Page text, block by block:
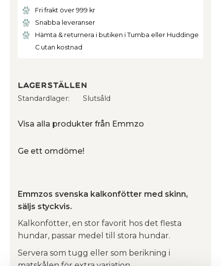
Fri frakt över 999 kr
Snabba leveranser
Hämta & returnera i butiken i Tumba eller Huddinge
C utan kostnad
Lagerställen
Standardlager Slutsåld
Visa alla produkter från Emmzo
Ge ett omdöme!
Emmzos svenska kalkonfötter med skinn,
säljs styckvis.
Kalkonfötter, en stor favorit hos det flesta
hundar, passar medel till stora hundar.
Servera som tugg eller som berikning i